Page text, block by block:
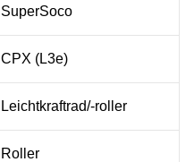
SuperSoco
CPX (L3e)
Leichtkraftrad/-roller
Roller